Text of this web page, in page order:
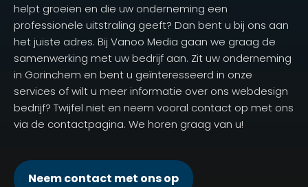
helpt groeien en die uw onderneming een
professionele uitstraling geeft? Dan bent u bij ons aan
het juiste adres. Bij Vanoo Media gaan we graag de
samenwerking met uw bedrijf aan. Zit uw onderneming
in Gorinchem en bent u geïnteresseerd in onze
services of wilt u meer informatie over ons webdesign
bedrijf? Twijfel niet en neem vooral contact op met ons
via de contactpagina. We horen graag van u!
Neem contact met ons op